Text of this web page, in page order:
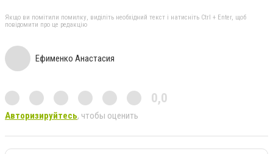
Якщо ви помітили помилку, виділіть необхідний текст і натисніть Ctrl + Enter, щоб
повідомити про це редакцію
Ефименко Анастасия
0,0
Авторизируйтесь, чтобы оценить